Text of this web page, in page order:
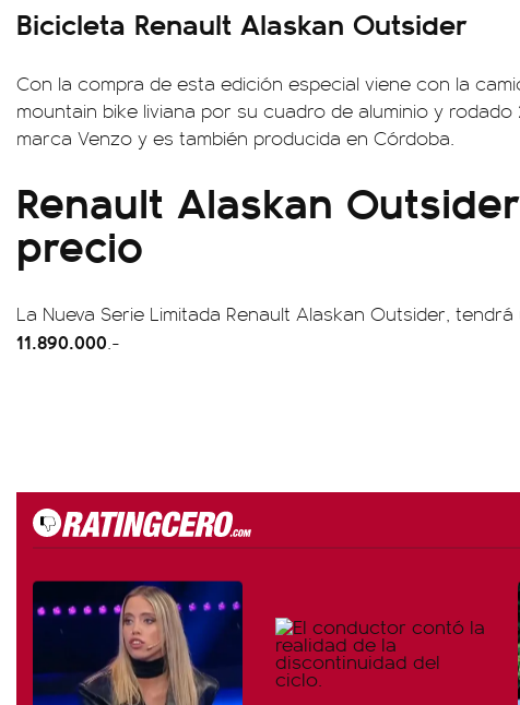
Bicicleta Renault Alaskan Outsider
Con la compra de esta edición especial viene con la
mountain bike liviana por su cuadro de aluminio y rodado
marca Venzo y es también producida en Córdoba.
Renault Alaskan
precio
La Nueva Serie Limitada Renault Alaskan Outsider,
11.890.000.-